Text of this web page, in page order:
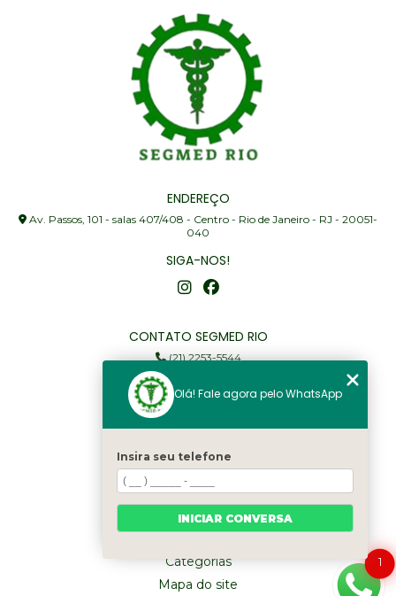
ENDEREÇO
Av. Passos, 101 - salas 407/408 - Centro - Rio de Janeiro - RJ - 20051-
040
SIGA-NOS!
CONTATO SEGMED RIO
(21) 2253-5544
(21) 97905-3352
segmed@segmedrio.com.br
MENU
Home
Institucional
Serviços
Categorias
Mapa do site
1
Olá! Fale agora pelo WhatsApp
Insira seu telefone
INICIAR CONVERSA